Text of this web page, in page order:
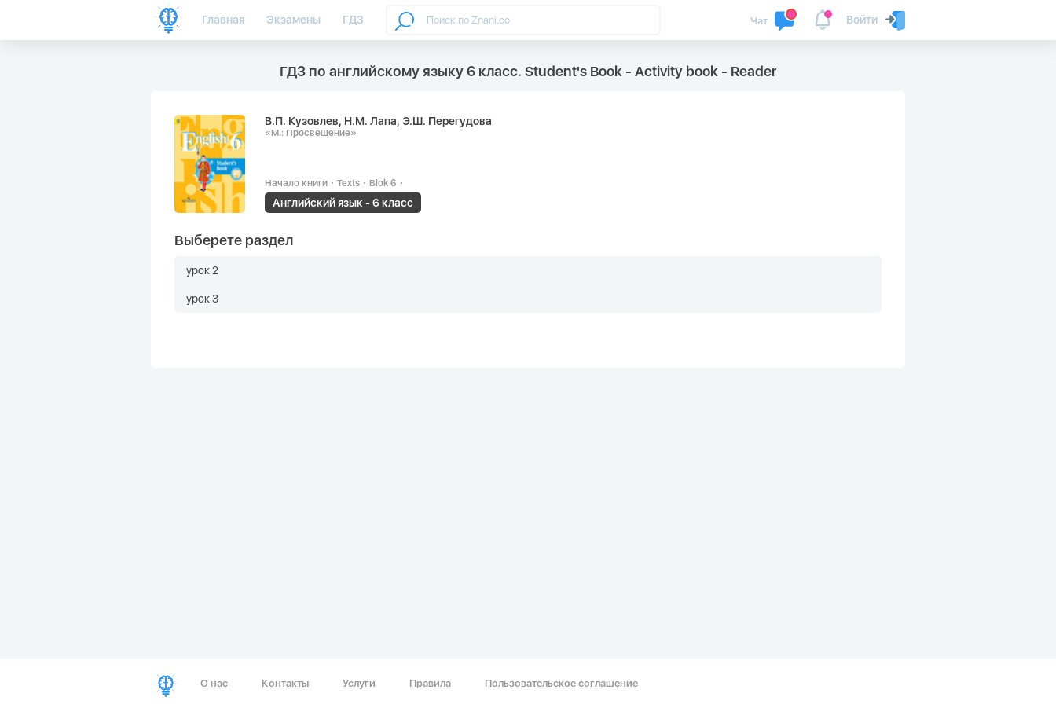
Главная Экзамены ГДЗ Войти
Чат
ГДЗ по английскому языку 6 класс. Student's Book - Activity book - Reader
В.П. Кузовлев, Н.М. Лапа, Э.Ш. Перегудова
«М.: Просвещение»
Начало книги Texts Blok 6
Английский язык - 6 класс
Выберете раздел
урок 2
урок 3
О нас Контакты Услуги Правила Пользовательское соглашение